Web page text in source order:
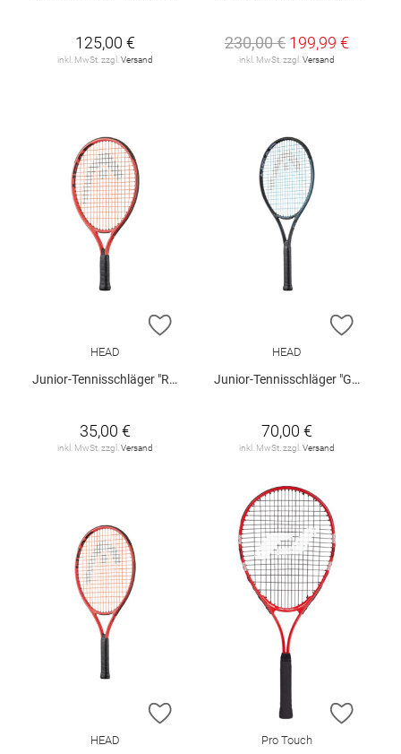
125,00 €
inkl. MwSt. zzgl. Versand
230,00 € 199,99 €
inkl. MwSt. zzgl. Versand
ZUR WUNSCHLISTE HINZUFÜGEN
HEAD
Junior-Tennisschläger "Radical 19"
35,00 €
inkl. MwSt. zzgl. Versand
ZUR
HEAD
Junior-Tennisschläger "Gravity 26"
70,00 €
inkl. MwSt. zzgl. Versand
ZUR WUNSCHLISTE HINZUFÜGEN
HEAD
ZUR
Pro Touch